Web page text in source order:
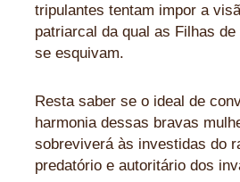
tripulantes tentam impor a
patriarcal da qual as Filhas de
se esquivam.
Resta saber se o ideal de
harmonia dessas bravas
sobreviverá às investidas do
predatório e autoritário dos